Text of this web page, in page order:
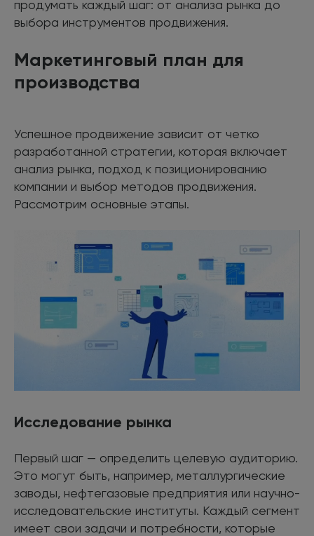
продумать каждый шаг: от анализа рынка до
выбора инструментов продвижения.
Маркетинговый план для
производства
Успешное продвижение зависит от четко
разработанной стратегии, которая включает
анализ рынка, подход к позиционированию
компании и выбор методов продвижения.
Рассмотрим основные этапы.
Исследование рынка
Первый шаг — определить целевую аудиторию.
Это могут быть, например, металлургические
заводы, нефтегазовые предприятия или научно-
исследовательские институты. Каждый сегмент
имеет свои задачи и потребности, которые